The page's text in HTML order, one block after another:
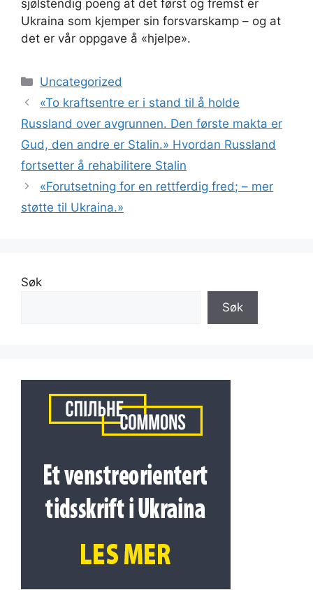
sjølstendig poeng at det først og fremst er
Ukraina som kjemper sin forsvarskamp – og at
det er vår oppgave å «hjelpe».
Kategorier
Uncategorized
«To kraftsentre er i stand til å holde
Russland over avgrunnen. Den første makta er
Gud, den andre er Stalin.» Hvordan Russland
fortsetter å rehabilitere Stalin
«Forutsetning for en rettferdig fred; – mer
støtte til Ukraina.»
Søk
Søk